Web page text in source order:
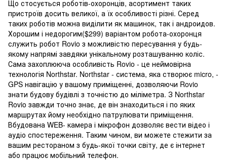
Що стосується роботів-охоронців, асортимент таких
пристроїв досить великої, а їх особливості різні. Серед
таких роботів можна виділити як машинок, так і андроидов.
Хорошим і недорогим($299) варіантом робота-охоронця
служить робот Rovio з можливістю пересування у будь-
якому напрямі завдяки унікальному розташуванню коліс.
Сама захоплююча особливість Rovio - це неймовірна
технологія Northstar. Northstar - система, яка створює micro, -
GPS навігацію у вашому приміщенні, дозволяючи Rovio
знати будову будівлі з точністю до міліметра. З Northstar
Rovio завжди точно знає, де він знаходиться і по яких
маршрутах йому необхідно патрулювати приміщення.
Вбудована WEB- камера і мікрофон дозволяє вести відео і
аудіо спостереження. Таким чином, ви можете стежити за
вашим рестораном з будь-якої точки світу, де є інтернет
або працює мобільний телефон.